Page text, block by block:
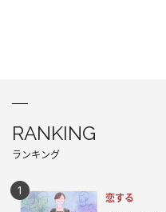
RANKING
ランキング
恋する